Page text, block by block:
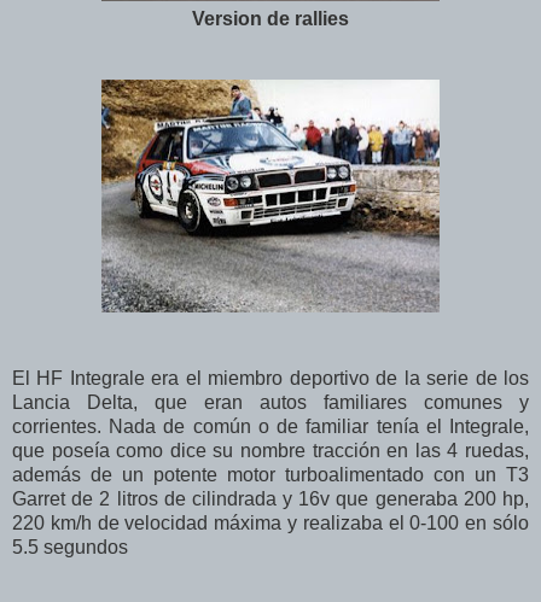
Version de rallies
El HF Integrale era el miembro deportivo de la serie de los
Lancia Delta, que eran autos familiares comunes y
corrientes. Nada de común o de familiar tenía el Integrale,
que poseía como dice su nombre tracción en las 4 ruedas,
además de un potente motor turboalimentado con un T3
Garret de 2 litros de cilindrada y 16v que generaba 200 hp,
220 km/h de velocidad máxima y realizaba el 0-100 en sólo
5.5 segundos